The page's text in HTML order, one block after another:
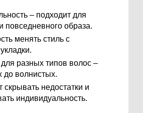
– подходит для
повседневного образа.
менять стиль с
разных типов волос –
до волнистых.
скрывать недостатки и
индивидуальность.